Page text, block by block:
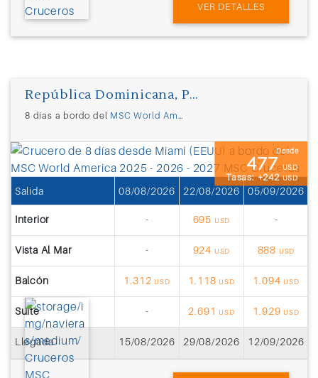
VER DETALLES
República Dominicana, Puerto Rico, Oncean Cay
8 días a bordo del MSC World America
Desde
477USD
Tasas: +242USD
Salida 08/08/2026 22/08/2026 05/09/2026
Interior - 695 USD -
Vista Al Mar - 924 USD 888 USD
Balcón 1.312 USD 1.118 USD 1.094 USD
Suite - 2.691 USD 1.929 USD
Llegada 15/08/2026 29/08/2026 12/09/2026